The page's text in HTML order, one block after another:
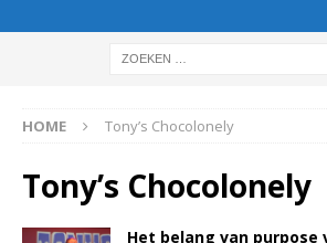
HOME Tony’s Chocolonely
Tony’s Chocolonely
Het belang van purpose